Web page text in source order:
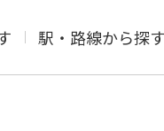
駅・路線から探す